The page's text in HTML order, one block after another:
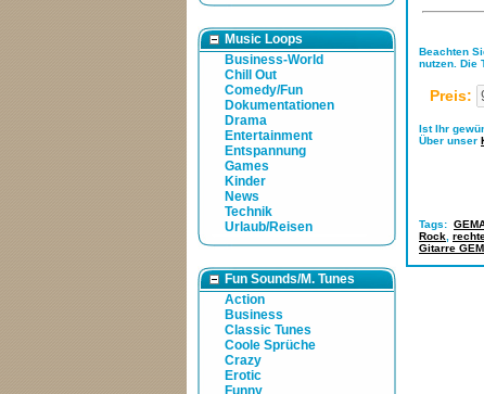
Music Loops
Business-World
Chill Out
Comedy/Fun
Dokumentationen
Drama
Entertainment
Entspannung
Games
Kinder
News
Technik
Urlaub/Reisen
Fun Sounds/M. Tunes
Action
Business
Classic Tunes
Coole Sprüche
Crazy
Erotic
Funny
Beachten
nutzen. Die
Preis:
Ist Ihr
Über unser
Tags:
Rock
Gitarre